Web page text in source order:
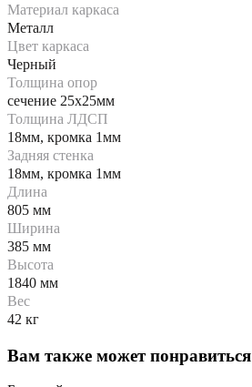
Материал каркаса
Металл
Цвет каркаса
Черный
Толщина опор
сечение 25х25мм
Толщина ЛДСП
18мм, кромка 1мм
Задняя стенка
18мм, кромка 1мм
Длина
805 мм
Ширина
385 мм
Высота
1840 мм
Вес
42 кг
Вам также может понравиться